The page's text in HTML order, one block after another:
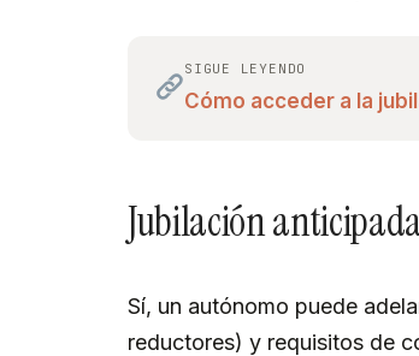
SIGUE LEYENDO
Cómo acceder a la
Jubilación
Sí, un autónomo puede
reductores) y requisitos de